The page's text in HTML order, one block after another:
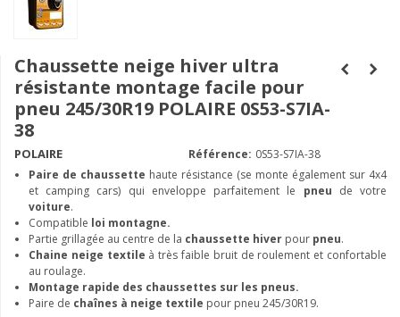
Chaussette neige hiver ultra
résistante montage facile pour
pneu 245/30R19 POLAIRE 0S53-S7IA-
38
POLAIRE Référence: 0S53-S7IA-38
Paire de chaussette haute résistance (se monte également sur 4x4
et camping cars) qui enveloppe parfaitement le pneu de votre
voiture.
Compatible loi montagne.
Partie grillagée au centre de la chaussette hiver pour pneu.
Chaine neige textile à très faible bruit de roulement et confortable
au roulage.
Montage rapide des chaussettes sur les pneus.
Paire de chaînes à neige textile pour pneu 245/30R19.